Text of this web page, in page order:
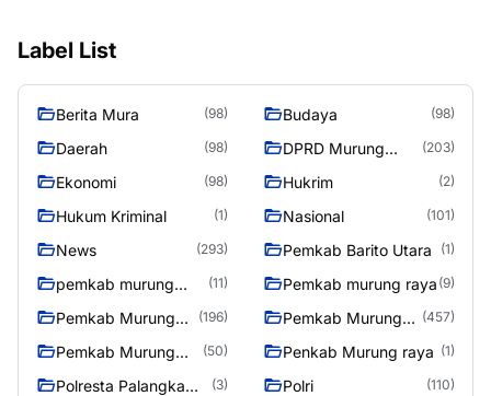
Label List
Berita Mura (98) Budaya (98)
Daerah (98)
DPRD Murung
(203)
Ekonomi (98) Hukrim (2)
Hukum Kriminal (1) Nasional (101)
News (293) Pemkab Barito Utara (1)
pemkab murung
(11) Pemkab murung raya (9)
Pemkab Murung
(196)
Pemkab Murung
(457)
Pemkab Murung
(50) Penkab Murung raya (1)
Polresta Palangka
(3) Polri (110)